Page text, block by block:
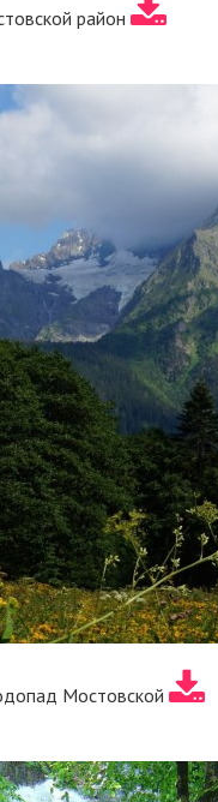
район
Мостовской